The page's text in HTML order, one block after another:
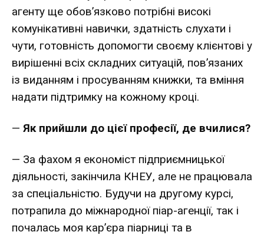
агенту ще обов’язково потрібні високі
комунікативні навички, здатність слухати і
чути, готовність допомогти своєму клієнтові у
вирішенні всіх складних ситуацій, пов’язаних
із виданням і просуванням книжки, та вміння
надати підтримку на кожному кроці.
— Як прийшли до цієї професії, де вчилися?
— За фахом я економіст підприємницької
діяльності, закінчила КНЕУ, але не працювала
за спеціальністю. Будучи на другому курсі,
потрапила до міжнародної піар-агенції, так і
почалась моя кар’єра піарниці та в